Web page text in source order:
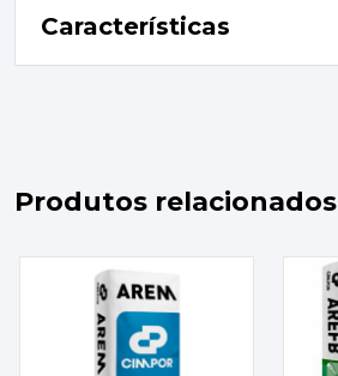
Características
Produtos relacionados